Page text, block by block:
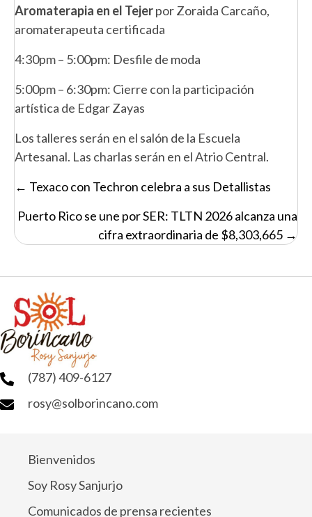
Aromaterapia en el Tejerpor Zoraida Carcaño,
aromaterapeuta certificada
4:30pm – 5:00pm: Desfile de moda
5:00pm – 6:30pm: Cierre con la participación
artística de Edgar Zayas
Los talleres serán en el salón de la Escuela
Artesanal. Las charlas serán en el Atrio Central.
Posts
navigation
← Texaco con Techron celebra a sus Detallistas
Puerto Rico se une por SER: TLTN 2026 alcanza una
cifra extraordinaria de $8,303,665 →
(787) 409-6127
rosy@solborincano.com
Bienvenidos
Soy Rosy Sanjurjo
Comunicados de prensa recientes